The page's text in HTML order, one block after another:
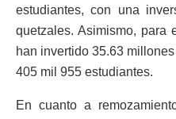
estudiantes, con una
quetzales. Asimismo, para
han invertido 35.63
405 mil 955 estudiantes.
En cuanto a